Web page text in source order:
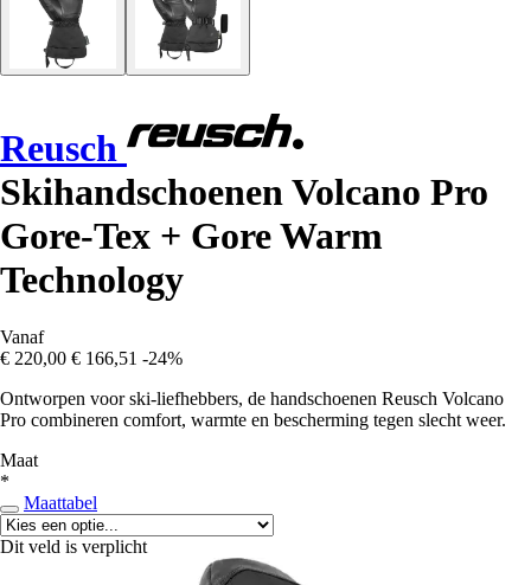
Reusch
Skihandschoenen Volcano Pro
Gore-Tex + Gore Warm
Technology
Vanaf
€ 220,00 € 166,51 -24%
Ontworpen voor ski-liefhebbers, de handschoenen Reusch Volcano
Pro combineren comfort, warmte en bescherming tegen slecht weer.
Maat
*
Maattabel
Dit veld is verplicht